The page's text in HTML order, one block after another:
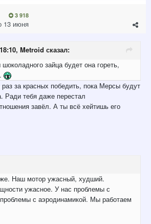
3 918
13 июня
Metroid сказал:
зайца будет она гореть,
за красных победить, пока Мерсы будут
Ради тебя даже перестал
завёл. А ты всё хейтишь его
Наш мотор ужасный, худший.
ужасное. У нас проблемы с
с аэродинамикой. Мы работаем